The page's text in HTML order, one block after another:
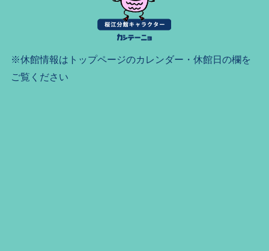
※休館情報はトップページのカレンダー・休館日の欄を
ご覧ください